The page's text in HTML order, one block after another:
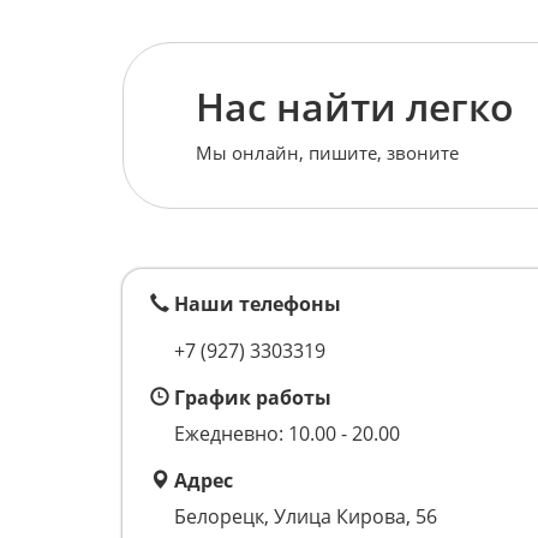
Нас найти легко
Мы онлайн, пишите, звоните
Наши телефоны
+7 (927) 3303319
График работы
Ежедневно: 10.00 - 20.00
Адрес
Белорецк, Улица Кирова, 56